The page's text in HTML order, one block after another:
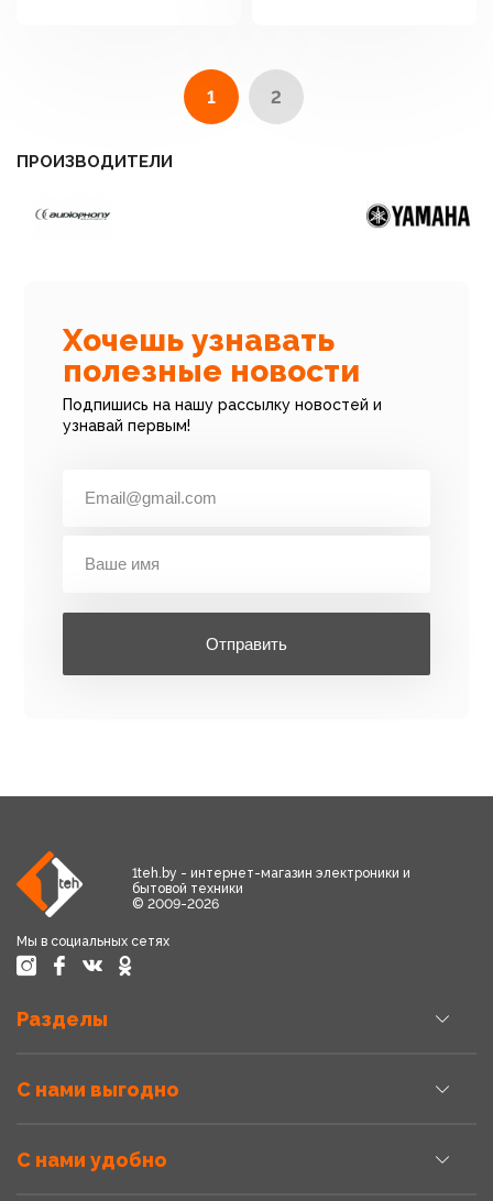
1 2
ПРОИЗВОДИТЕЛИ
Хочешь узнавать
полезные новости
Подпишись на нашу рассылку новостей и
узнавай первым!
Отправить
1teh.by - интернет-магазин электроники и
бытовой техники
© 2009-2026
Мы в социальных сетях
Разделы
С нами выгодно
С нами удобно